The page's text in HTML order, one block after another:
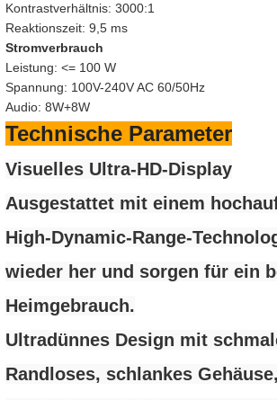
Kontrastverhältnis: 3000:1
Reaktionszeit: 9,5 ms
Stromverbrauch
Leistung: <= 100 W
Spannung: 100V-240V AC 60/50Hz
Audio: 8W+8W
Technische Parameter
Visuelles Ultra-HD-Display
Ausgestattet mit einem
High-Dynamic-Range-
wieder her und sorgen für ein
Heimgebrauch.
Ultradünnes Design mit
Randloses, schlankes